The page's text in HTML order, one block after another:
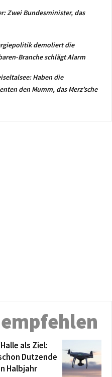
Zwei Bundesminister, das
demoliert die
Branche schlägt Alarm
Haben die
den Mumm, das Merz’sche
als Ziel:
Dutzende
Halbjahr